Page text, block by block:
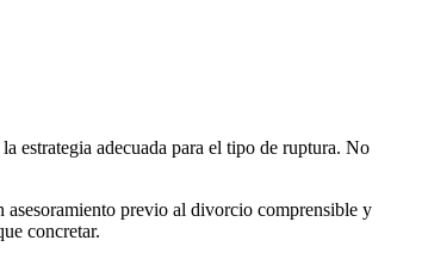
estrategia adecuada para el tipo de ruptura. No
previo al divorcio comprensible y
concretar.